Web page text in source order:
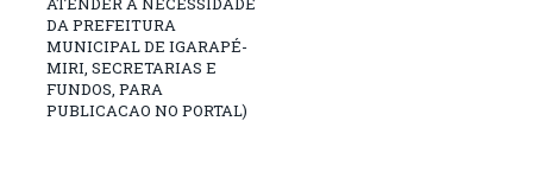
DA PREFEITURA
MUNICIPAL DE IGARAPÉ-
MIRI, SECRETARIAS E
FUNDOS, PARA
PUBLICACAO NO PORTAL)